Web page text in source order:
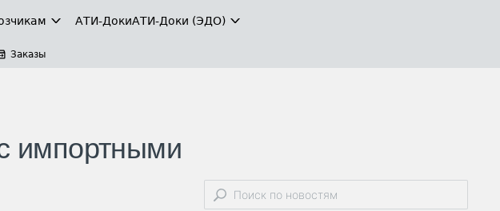
АТИ-ДокиАТИ-Доки (ЭДО)
Заказы
импортными